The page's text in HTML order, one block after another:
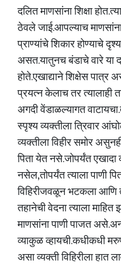
दलित माणसांना शिक्षा
ठेवले जाई.आपल्याच
प्राण्यांचे शिकार होण्याचे
असत.यातुनच बंडाचे वारे या
होते.एखाद्याने शिक्षेस पात्र
प्रयत्न केलाच तर त्यालाही
अगदी वेंडाळल्यागत
स्पृश्य व्यक्तीला त्रिवार
व्यक्तीला विहीर समोर
पिता येत नसे.जोपर्यंत
नसेल,तोपर्यंत त्याला पाणी
विहिरीजवळून भटकला आणि
तहानेची वेदना त्याला
माणसांना पाणी पाजत
व्याकुळ व्हायची.कधीकधी
असा व्यक्ती विहिरीला हात